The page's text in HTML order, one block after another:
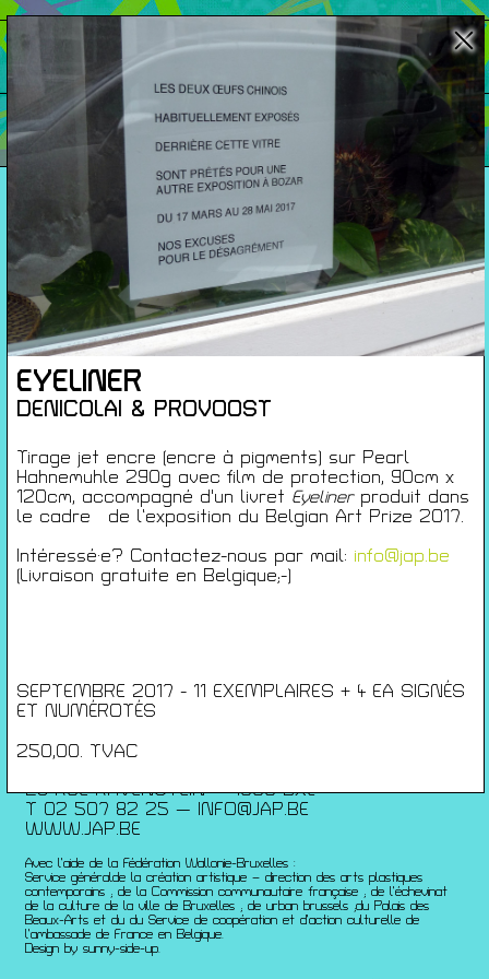
EYELINER
DENICOLAI & PROVOOST
Tirage jet encre (encre à pigments) sur Pearl
Hahnemuhle 290g avec film de protection, 90cm x
120cm, accompagné d'un livret Eyelinerproduit dans
le cadre de l’exposition du Belgian Art Prize 2017.
Intéressé·e? Contactez-nous par mail: info@jap.be
(Livraison gratuite en Belgique;-)
SEPTEMBRE 2017 - 11 EXEMPLAIRES + 4 EA SIGNÉS
ET NUMÉROTÉS
250,00. TVAC
Cartes De Membre
Saisons Précédentes
À propos
Infos pratiques
Carte de membres
S'inscrire à la Newsletter
Mentions légales
Politique de confidentialité
Conditions générales de ventes
Gérer les cookies
Conférences
Films
Rencontres
Architecture + Film
Saisons Précédentes
JEUNESSE & ARTS PLASTIQUES
23 RUE RAVENSTEIN — 1000 BXL
T 02 507 82 25 —
INFO@JAP.BE
WWW.JAP.BE
Avec l’aide de la Fédération Wallonie-Bruxelles :
Service généralde la création artistique – direction des arts plastiques
contemporains ; de la Commission communautaire française ; de l’échevinat
de la culture de la ville de Bruxelles ; de urban brussels ;du Palais des
Beaux-Arts et du du Service de coopération et d’action culturelle de
l’ambassade de France en Belgique.
Design by sunny-side-up.